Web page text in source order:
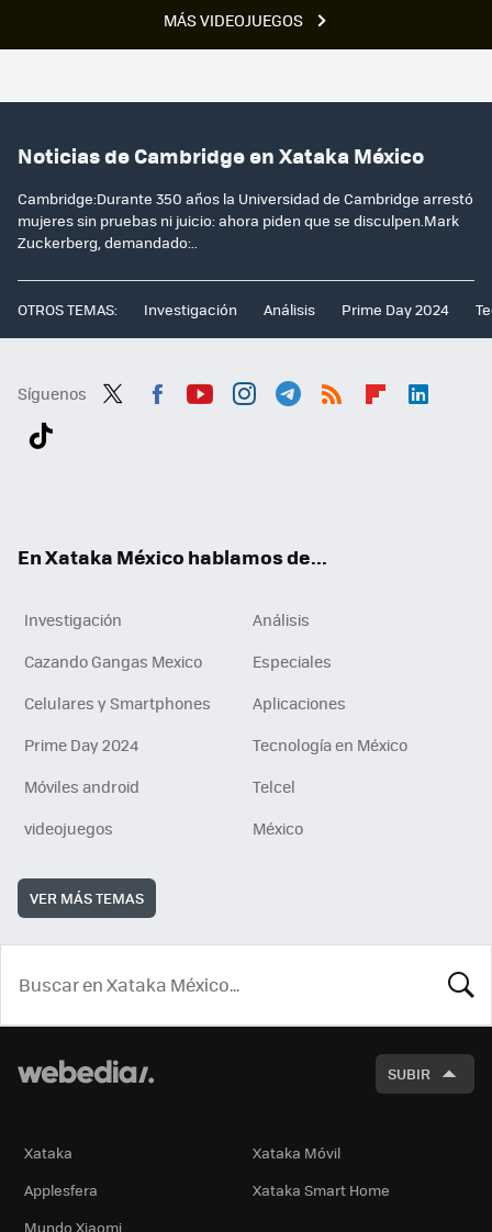
MÁS VIDEOJUEGOS
Noticias de Cambridge en Xataka México
Cambridge:Durante 350 años la Universidad de Cambridge arrestó
mujeres sin pruebas ni juicio: ahora piden que se disculpen.Mark
Zuckerberg, demandado:..
OTROS TEMAS: Investigación Análisis Prime Day 2024
Síguenos
En Xataka México hablamos de...
Investigación
Análisis
Cazando Gangas Mexico
Especiales
Celulares y Smartphones
Aplicaciones
Prime Day 2024
Tecnología en México
Móviles android
Telcel
videojuegos
México
VER MÁS TEMAS
SUBIR
Xataka
Xataka Móvil
Applesfera
Xataka Smart Home
Mundo Xiaomi